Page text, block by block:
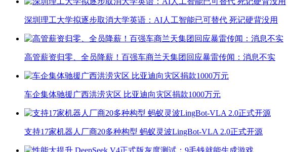
深圳理工大学拟逐步取消大学英语：AI人工智能已可替代 死记硬背没用
高管薪资归零、全员降薪！百强车商兰天集团回应暴雷传闻：消息不实
车企集体驰援广西洪涝灾区 比亚迪向灾区捐款1000万元
支持17家机器人厂商20多种构型 蚂蚁灵波LingBot-VLA 2.0正式开源